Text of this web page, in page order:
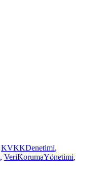
KVKKDenetimi,
, VeriKorumaYönetimi,